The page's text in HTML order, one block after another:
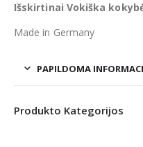
Išskirtinai Vokiška
Made in Germany
PAPILDOMA
Produkto Kategorijos